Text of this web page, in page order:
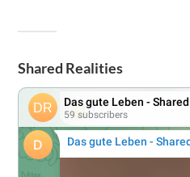
Shared Realities